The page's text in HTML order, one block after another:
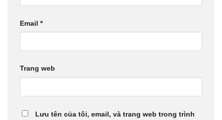
Email *
Trang web
Lưu tên của tôi, email, và trang web trong trình